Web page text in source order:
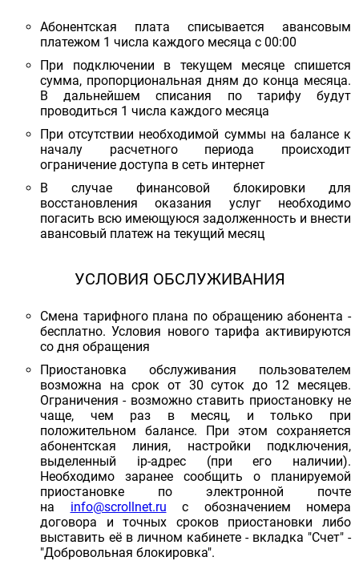
Абонентская плата списывается авансовым
платежом 1 числа каждого месяца с 00:00
При подключении в текущем месяце спишется
сумма, пропорциональная дням до конца месяца.
В дальнейшем списания по тарифу будут
проводиться 1 числа каждого месяца
При отсутствии необходимой суммы на балансе к
началу расчетного периода происходит
ограничение доступа в сеть интернет
В случае финансовой блокировки для
восстановления оказания услуг необходимо
погасить всю имеющуюся задолженность и внести
авансовый платеж на текущий месяц
УСЛОВИЯ ОБСЛУЖИВАНИЯ
Смена тарифного плана по обращению абонента -
бесплатно. Условия нового тарифа активируются
со дня обращения
Приостановка обслуживания пользователем
возможна на срок от 30 суток до 12 месяцев.
Ограничения - возможно ставить приостановку не
чаще, чем раз в месяц, и только при
положительном балансе. При этом сохраняется
абонентская линия, настройки подключения,
выделенный ip-адрес (при его наличии).
Необходимо заранее сообщить о планируемой
приостановке по электронной почте
на info@scrollnet.ru с обозначением номера
договора и точных сроков приостановки либо
выставить её в личном кабинете - вкладка "Счет" -
"Добровольная блокировка".